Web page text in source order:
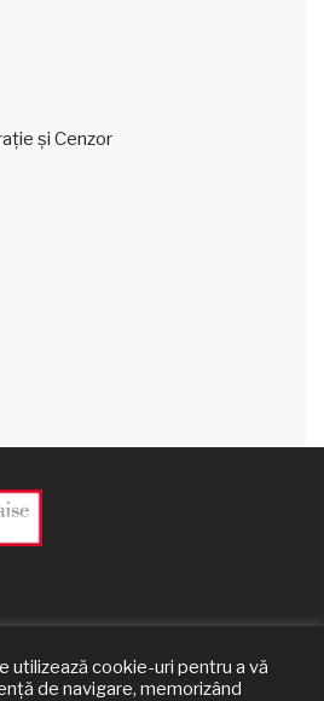
și Cenzor
utilizează cookie-uri pentru a vă
de navigare, memorizând